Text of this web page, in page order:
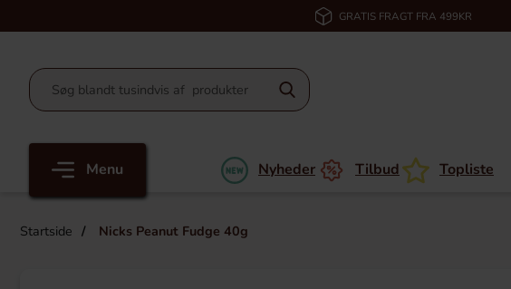
GRATIS FRAGT FRA 499KR
Menu Nyheder Tilbud Topliste
Startside Nicks Peanut Fudge 40g